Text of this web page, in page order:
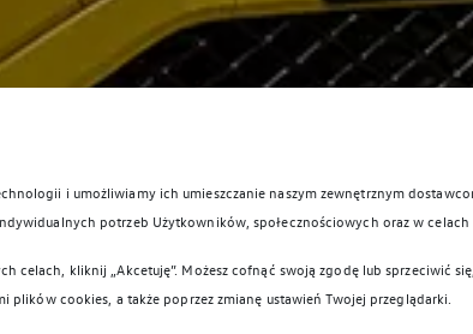
i umożliwiamy ich umieszczanie naszym zewnętrznym
potrzeb Użytkowników, społecznościowych oraz w celach
celach, kliknij „Akcetuję”. Możesz cofnąć swoją zgodę lub sprzeciwić
cookies, a także poprzez zmianę ustawień Twojej przeglądarki.